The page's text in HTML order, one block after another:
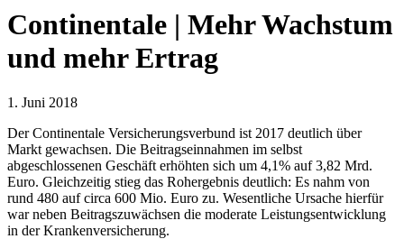
Continentale | Mehr Wachstum
und mehr Ertrag
1. Juni 2018
Der Continentale Versicherungsverbund ist 2017 deutlich über
Markt gewachsen. Die Beitragseinnahmen im selbst
abgeschlossenen Geschäft erhöhten sich um 4,1% auf 3,82 Mrd.
Euro. Gleichzeitig stieg das Rohergebnis deutlich: Es nahm von
rund 480 auf circa 600 Mio. Euro zu. Wesentliche Ursache hierfür
war neben Beitragszuwächsen die moderate Leistungsentwicklung
in der Krankenversicherung.